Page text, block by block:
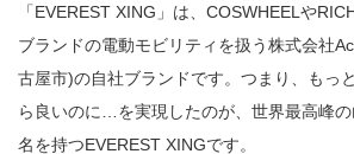
「EVEREST XING」は、COSWHEELや
ブランドの電動モビリティを扱う株式会社
古屋市)の自社ブランドです。つまり、もっ
ら良いのに…を実現したのが、世界最高峰
名を持つEVEREST XINGです。